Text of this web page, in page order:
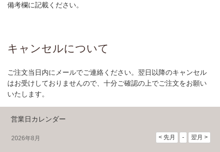
備考欄に記載ください。
キャンセルについて
ご注文当日内にメールでご連絡ください。翌日以降のキャンセル
はお受けしておりませんので、十分ご確認の上でご注文をお願い
いたします。
営業日カレンダー
2026年8月